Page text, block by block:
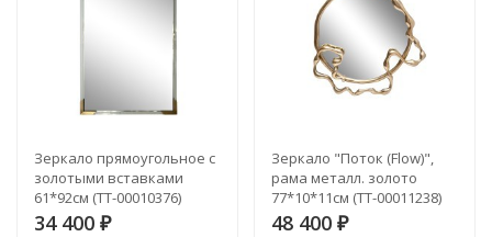
Зеркало прямоугольное с
золотыми вставками
61*92см (TT-00010376)
34 400 ₽
Зеркало "Поток (Flow)",
рама металл. золото
77*10*11см (TT-00011238)
48 400 ₽